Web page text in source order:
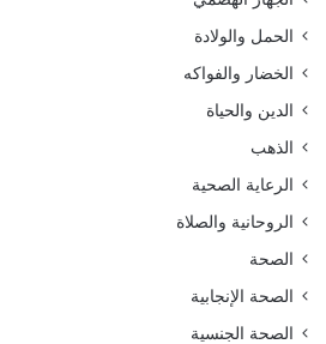
الحمل والولادة
الخضار والفواكه
الدين والحياة
الذهب
الرعاية الصحية
الروحانية والصلاة
الصحة
الصحة الإنجابية
الصحة الجنسية